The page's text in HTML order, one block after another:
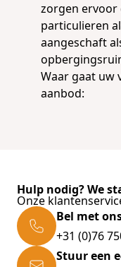
zorgen ervoor
particulieren
aangeschaft
Waar gaat uw
aanbod:
Hulp nodig? We
Onze
Bel met
+31 (0)76
Stuur een